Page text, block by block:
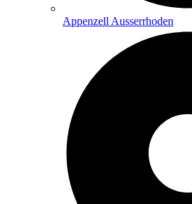
Appenzell Ausserrhoden